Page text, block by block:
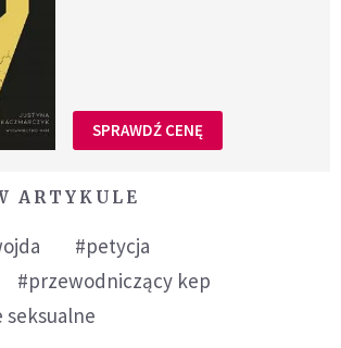
SPRAWDŹ CENĘ
ARTYKULE
#petycja
#przewodniczący kep